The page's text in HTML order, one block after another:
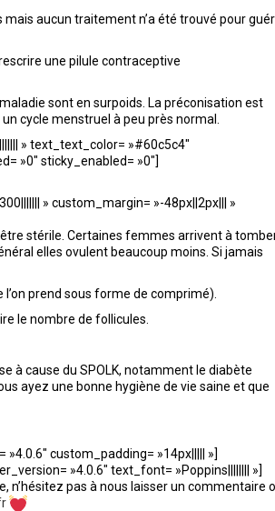
aucun traitement n’a été trouvé pour
une pilule contraceptive
sont en surpoids. La préconisation est
cycle menstruel à peu près normal.
» text_text_color= »#60c5c4″
»0″ sticky_enabled= »0″]
» custom_margin= »-48px||2px||| »
stérile. Certaines femmes arrivent à
elles ovulent beaucoup moins. Si jamais
prend sous forme de comprimé).
le nombre de follicules.
à cause du SPOLK, notamment le diabète
ayez une bonne hygiène de vie saine et que
custom_padding= »14px||||| »]
»4.0.6″ text_font= »Poppins|||||||| »]
n’hésitez pas à nous laisser un commentaire